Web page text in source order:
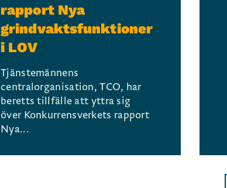
rapport Nya
grindvaktsfunktioner
i LOV
Tjänstemännens
centralorganisation, TCO, har
beretts tillfälle att yttra sig
över Konkurrensverkets rapport
Nya...